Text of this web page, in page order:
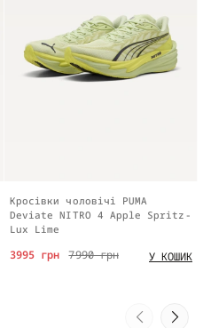
Кросівки чоловічі PUMA
Deviate NITRO 4 Apple Spritz-
Lux Lime
7990 грн
3995 грн У КОШИК